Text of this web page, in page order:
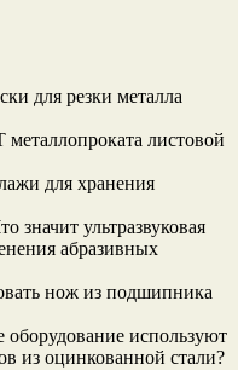
для резки металла
листовой
для хранения
ультразвуковая
абразивных
нож из подшипника
используют
из оцинкованной стали?